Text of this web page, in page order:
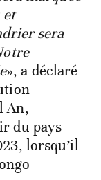
et
sera
», a déclaré
An,
du pays
lorsqu’il